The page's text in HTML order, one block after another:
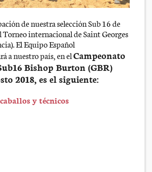
de nuestra selección Sub 16 de
Torneo internacional de Saint Georges
El Equipo Español
a nuestro país, en elCampeonato
Bishop Burton (GBR)
2018, es el siguiente:
y técnicos